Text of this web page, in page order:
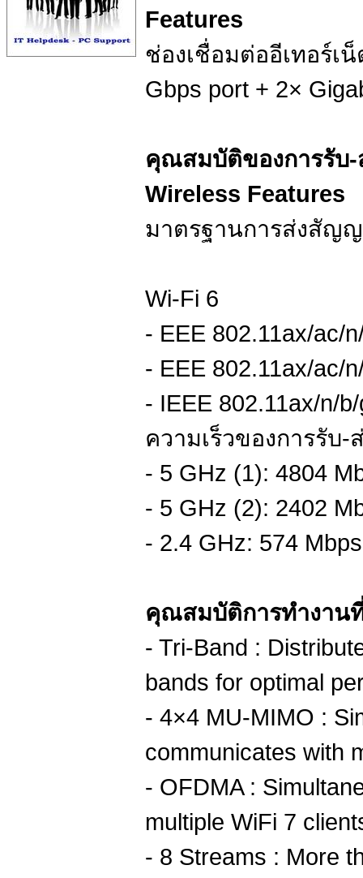
Features
ช่องเชื่อมต่ออีเทอร์เ
Gbps port + 2×
คุณสมบัติของการรับ
Wireless Features
มาตรฐานการส่งสัญ
Wi-Fi 6
- EEE 802.11ax/ac/
- EEE 802.11ax/ac/
- IEEE 802.11ax/n/
ความเร็วของการรั
- 5 GHz (1): 4804
- 5 GHz (2): 2402
- 2.4 GHz: 574
คุณสมบัติการทำงาน
- Tri-Band :
bands for optimal
- 4×4 MU-MIMO :
communicates with
- OFDMA :
multiple WiFi 7
- 8 Streams : More